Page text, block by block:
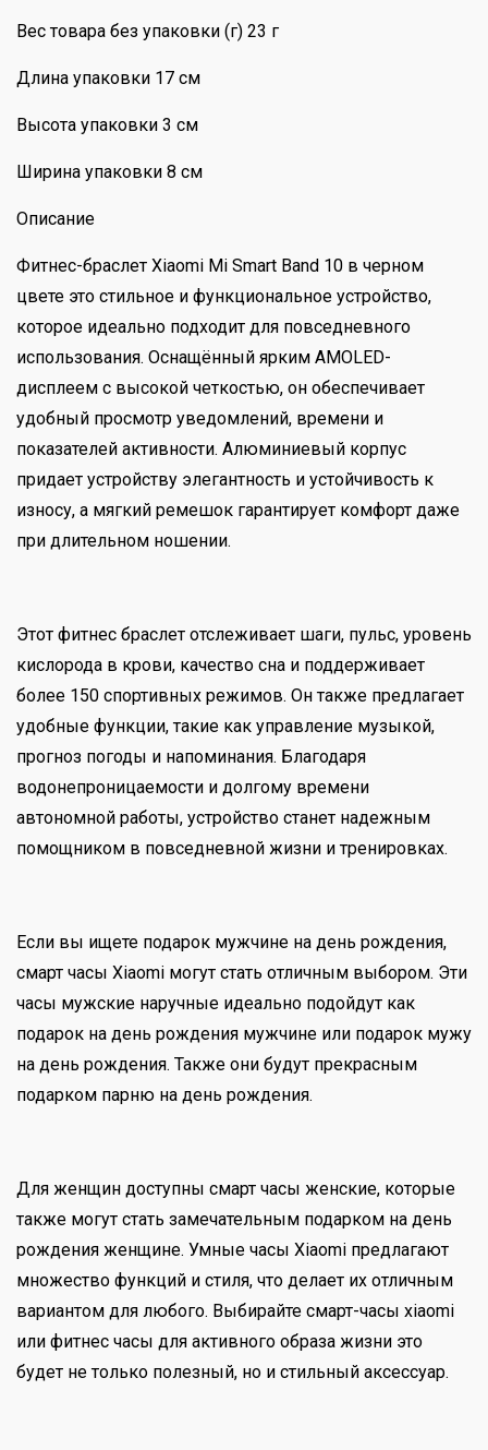
Вес товара без упаковки (г) 23 г
Длина упаковки 17 см
Высота упаковки 3 см
Ширина упаковки 8 см
Описание
Фитнес-браслет Xiaomi Mi Smart Band 10 в черном
цвете это стильное и функциональное устройство,
которое идеально подходит для повседневного
использования. Оснащённый ярким AMOLED-
дисплеем с высокой четкостью, он обеспечивает
удобный просмотр уведомлений, времени и
показателей активности. Алюминиевый корпус
придает устройству элегантность и устойчивость к
износу, а мягкий ремешок гарантирует комфорт даже
при длительном ношении.
Этот фитнес браслет отслеживает шаги, пульс, уровень
кислорода в крови, качество сна и поддерживает
более 150 спортивных режимов. Он также предлагает
удобные функции, такие как управление музыкой,
прогноз погоды и напоминания. Благодаря
водонепроницаемости и долгому времени
автономной работы, устройство станет надежным
помощником в повседневной жизни и тренировках.
Если вы ищете подарок мужчине на день рождения,
смарт часы Xiaomi могут стать отличным выбором. Эти
часы мужские наручные идеально подойдут как
подарок на день рождения мужчине или подарок мужу
на день рождения. Также они будут прекрасным
подарком парню на день рождения.
Для женщин доступны смарт часы женские, которые
также могут стать замечательным подарком на день
рождения женщине. Умные часы Xiaomi предлагают
множество функций и стиля, что делает их отличным
вариантом для любого. Выбирайте смарт-часы xiaomi
или фитнес часы для активного образа жизни это
будет не только полезный, но и стильный аксессуар.